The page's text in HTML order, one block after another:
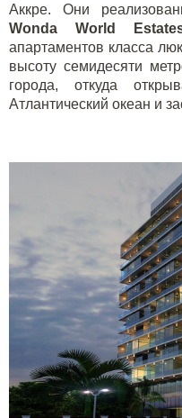
Аккре. Они
Wonda World
апартаментов класса
высоту семидесяти
города, откуда
Атлантический океан и